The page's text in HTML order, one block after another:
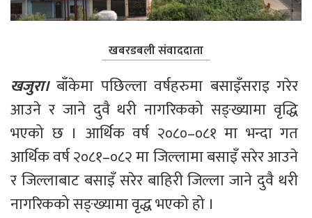
खबरडबली संवाददाता
खजुरा। बाँकेमा पछिल्ला वर्षहरुमा बसाइँसराइ गरेर
आउने र जाने दुवै थरी नागरिकको सङ्ख्यामा वृद्धि
भएको छ । आर्थिक वर्ष २०८०–०८१ मा भन्दा गत
आर्थिक वर्ष २०८१–०८२ मा जिल्लामा बसाइँ सरेर आउने
र जिल्लाबाट बसाइँ सरेर बाहिरी जिल्ला जाने दुवै थरी
नागरिकको सङ्ख्यामा वृद्ध भएको हो ।